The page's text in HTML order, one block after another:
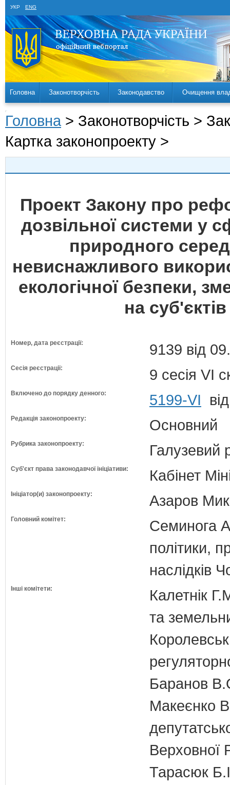
УКР ENG
Головна Законотворчість Законодавство Очищення
Головна > Законотворчість >
Картка законопроекту >
Проект Закону про
дозвільної системи у
природного
невиснажливого
екологічної безпеки,
на
Номер, дата реєстрації: 9139 від
Сесія реєстрації: 9 сесія VI
Включено до порядку денного: 5199-VI
Редакція законопроекту: Основний
Рубрика законопроекту: Галузевий
Суб'єкт права законодавчої ініціативи: Кабінет
Ініціатор(и) законопроекту: Азаров
Головний комітет:
Семинога
політики,
наслідків
Інші комітети:
Калетнік
та
Баранов
Макеєнко
Верховної
Тарасюк